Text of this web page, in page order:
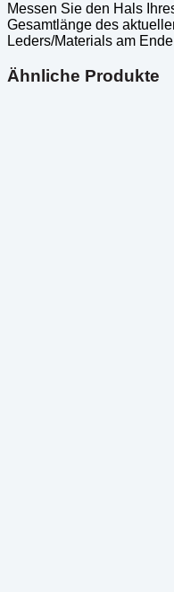
Messen Sie den Hals
Gesamtlänge des
Leders/Materials am
Ähnliche Produkte